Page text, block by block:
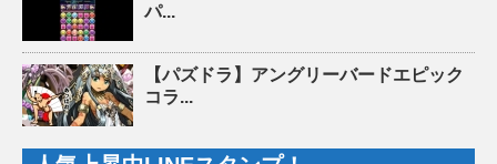
パ...
【パズドラ】アングリーバードエピック
コラ...